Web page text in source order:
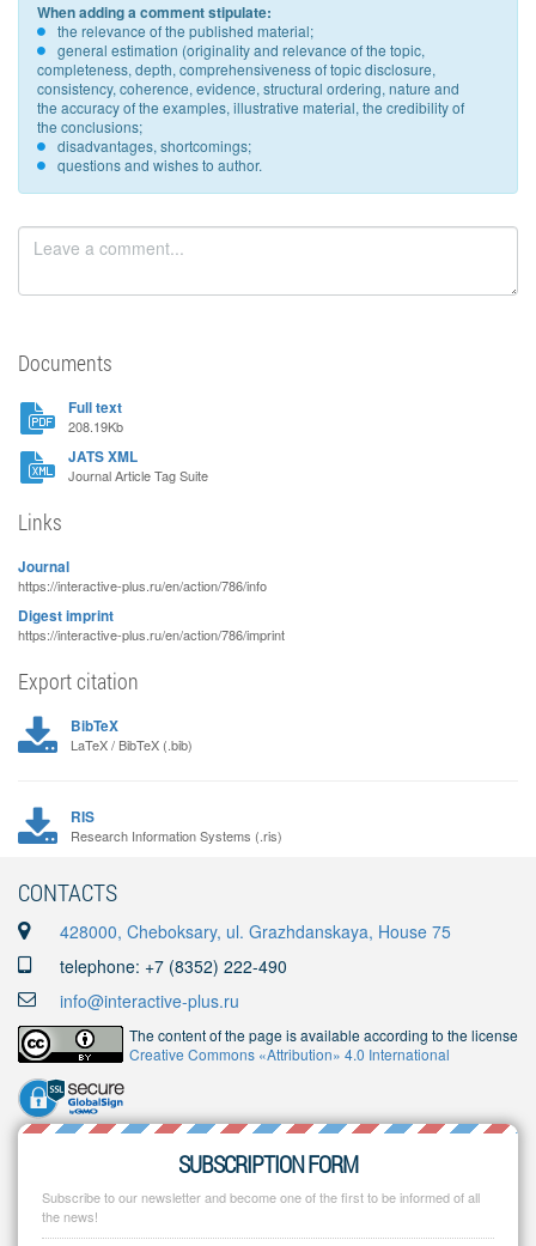
When adding a comment stipulate:
the relevance of the published material;
general estimation (originality and relevance of the topic,
completeness, depth, comprehensiveness of topic disclosure,
consistency, coherence, evidence, structural ordering, nature and
the accuracy of the examples, illustrative material, the credibility of
the conclusions;
disadvantages, shortcomings;
questions and wishes to author.
Documents
Full text
208.19Kb
JATS XML
Journal Article Tag Suite
Links
Journal
https://interactive-plus.ru/en/action/786/info
Digest imprint
https://interactive-plus.ru/en/action/786/imprint
Export citation
BibTeX
LaTeX / BibTeX (.bib)
RIS
Research Information Systems (.ris)
CONTACTS
428000, Cheboksary, ul. Grazhdanskaya, House 75
telephone: +7 (8352) 222-490
info@interactive-plus.ru
The content of the page is available according to the license
Creative Commons «Attribution» 4.0 International
SUBSCRIPTION FORM
Subscribe to our newsletter and become one of the first to be informed of all
the news!